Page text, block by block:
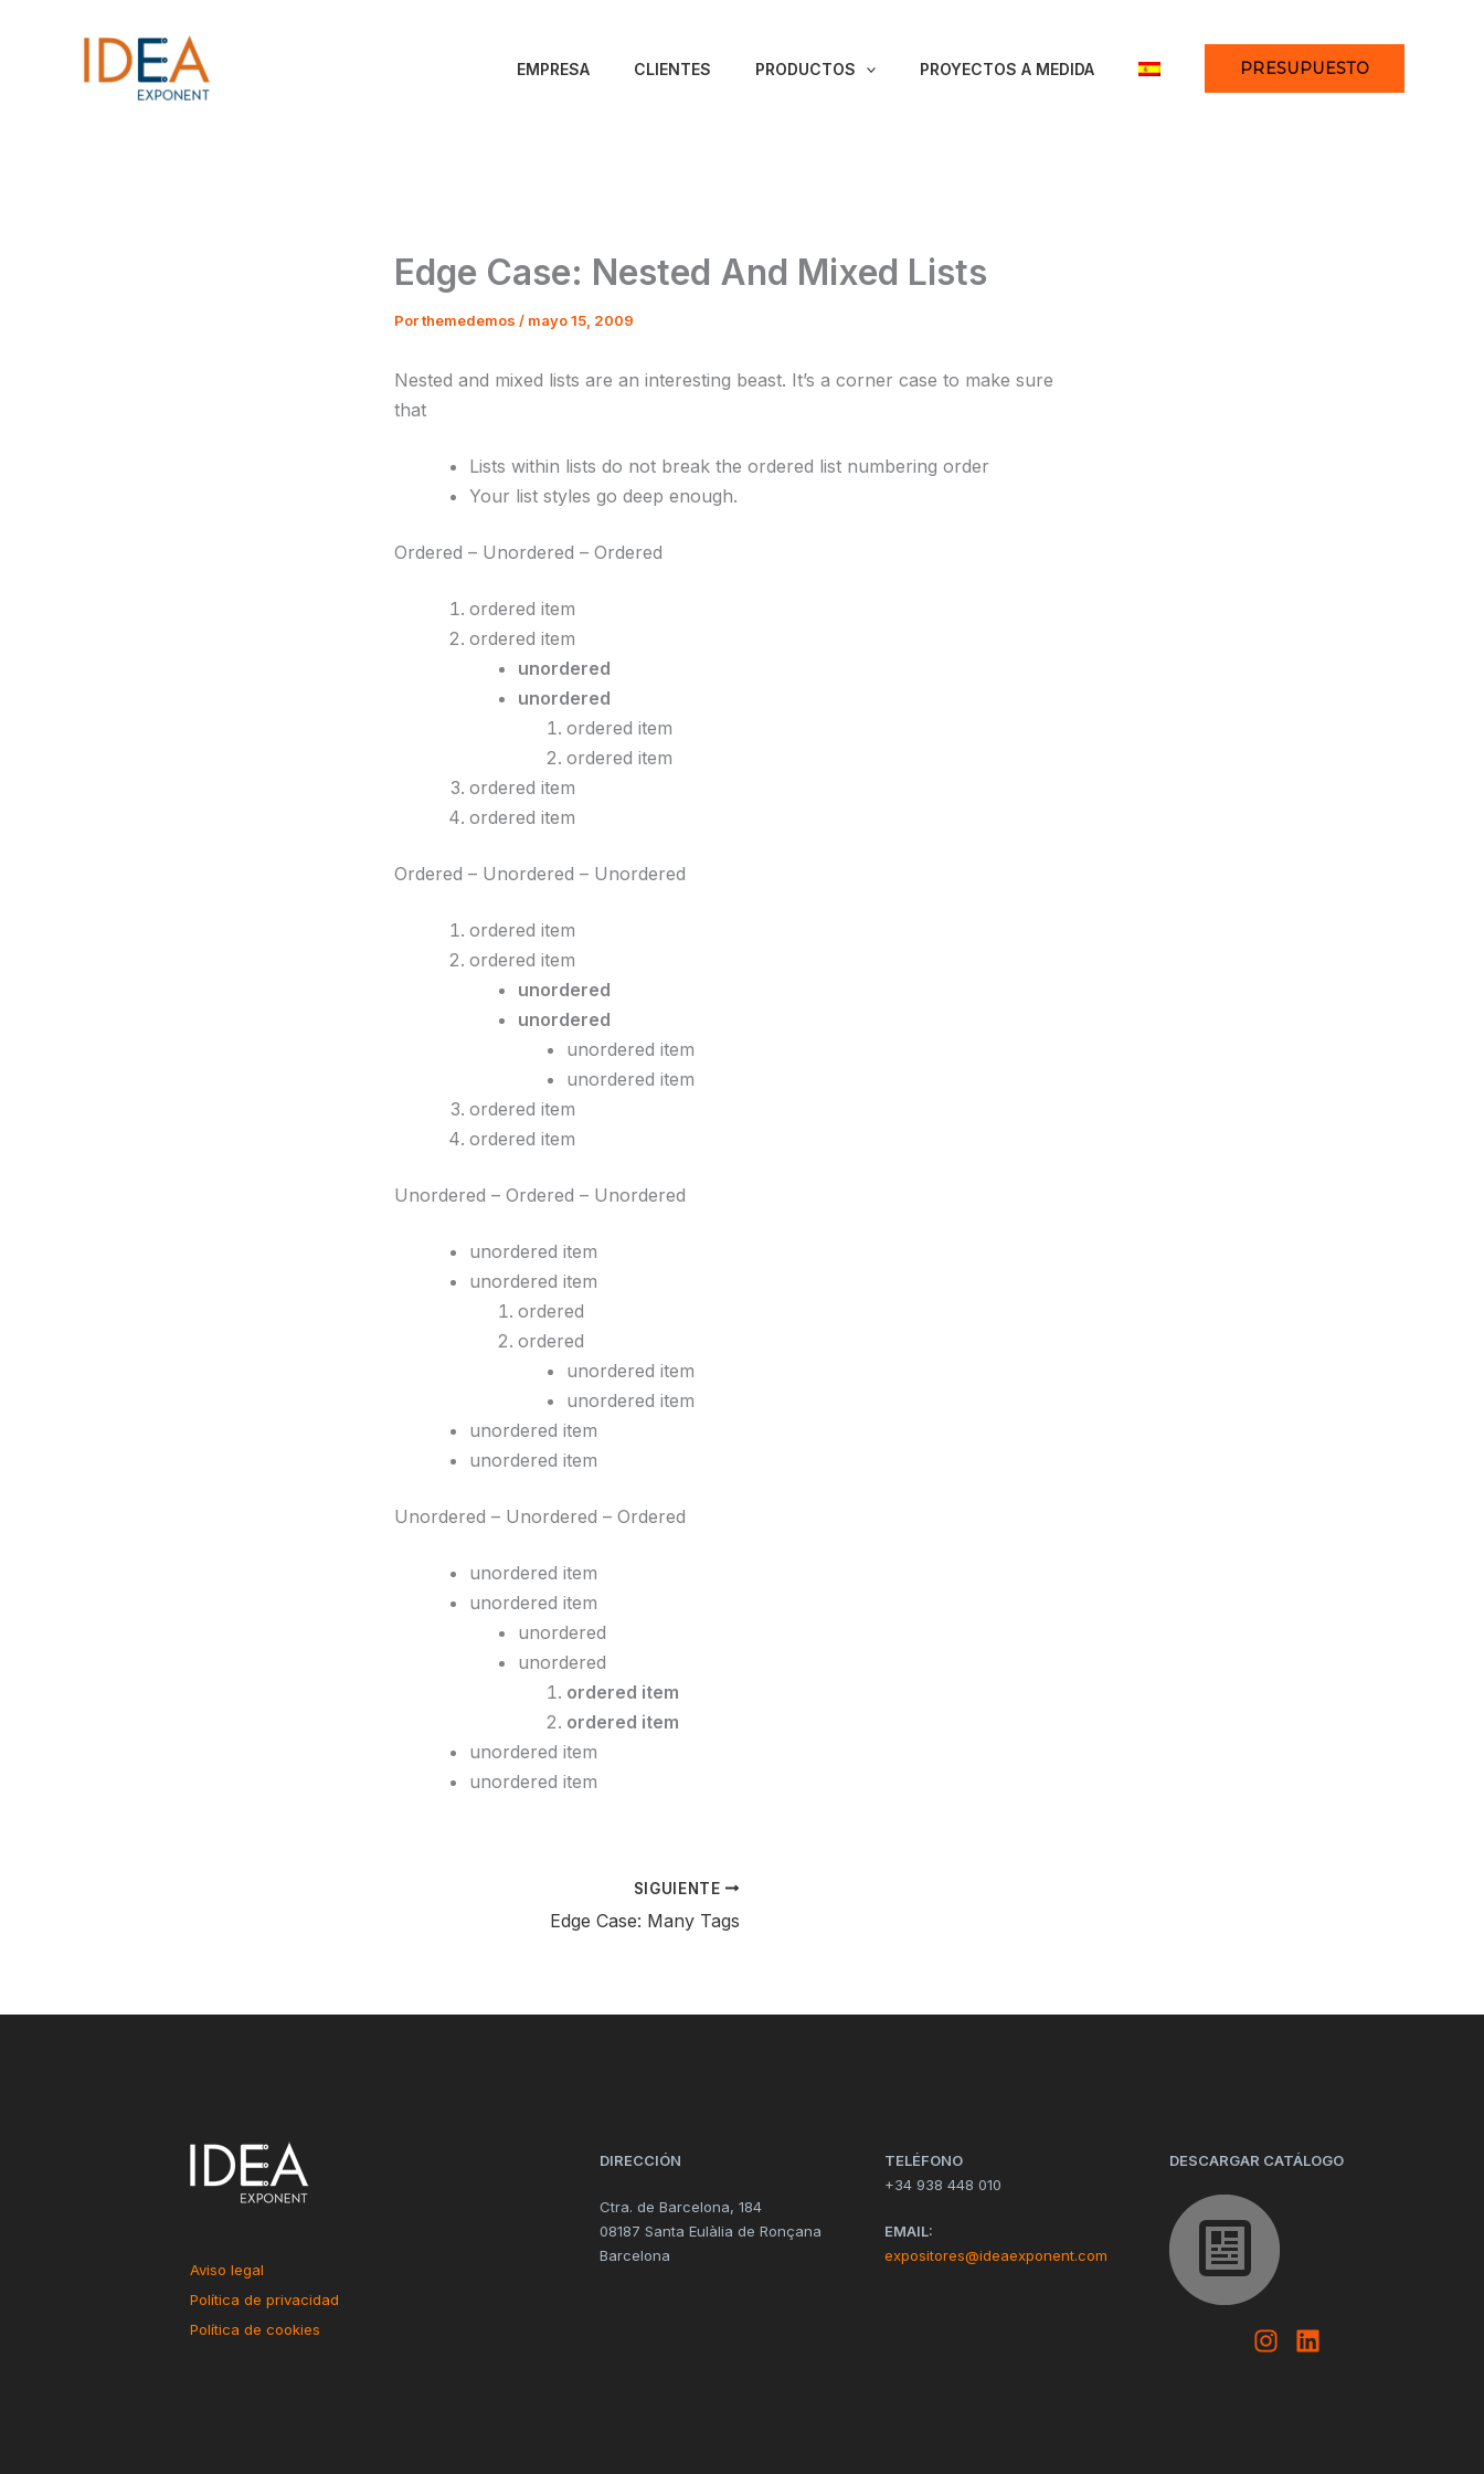
EMPRESA CLIENTES PRODUCTOS PROYECTOS A MEDIDA PRESUPUESTO
Edge Case: Nested And Mixed Lists
Porthemedemos / mayo 15, 2009
Nested and mixed lists are an interesting beast. It’s a corner case to make sure
that
Lists within lists do not break the ordered list numbering order
Your list styles go deep enough.
Ordered – Unordered – Ordered
ordered item
ordered item
unordered
unordered
ordered item
ordered item
ordered item
ordered item
Ordered – Unordered – Unordered
ordered item
ordered item
unordered
unordered
unordered item
unordered item
ordered item
ordered item
Unordered – Ordered – Unordered
unordered item
unordered item
ordered
ordered
unordered item
unordered item
unordered item
unordered item
Unordered – Unordered – Ordered
unordered item
unordered item
unordered
unordered
ordered item
ordered item
unordered item
unordered item
SIGUIENTE
Edge Case: Many Tags
Aviso legal
Política de privacidad
Política de cookies
DIRECCIÓN
Ctra. de Barcelona, 184
08187 Santa Eulàlia de Ronçana
Barcelona
TELÉFONO
+34 938 448 010
EMAIL:
expositores@ideaexponent.com
DESCARGAR CATÁLOGO